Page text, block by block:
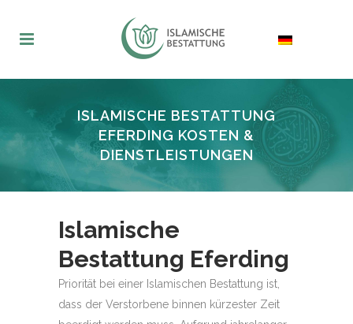
ISLAMISCHE BESTATTUNG
EFERDING KOSTEN &
DIENSTLEISTUNGEN
Islamische
Bestattung Eferding
Priorität bei einer Islamischen Bestattung ist,
dass der Verstorbene binnen kürzester Zeit